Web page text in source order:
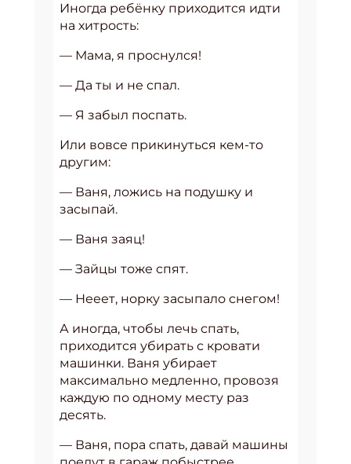
Иногда ребёнку приходится идти
на хитрость:
— Мама, я проснулся!
— Да ты и не спал.
— Я забыл поспать.
Или вовсе прикинуться кем-то
другим:
— Ваня, ложись на подушку и
засыпай.
— Ваня заяц!
— Зайцы тоже спят.
— Нееет, норку засыпало снегом!
А иногда, чтобы лечь спать,
приходится убирать с кровати
машинки. Ваня убирает
максимально медленно, провозя
каждую по одному месту раз
десять.
— Ваня, пора спать, давай машины